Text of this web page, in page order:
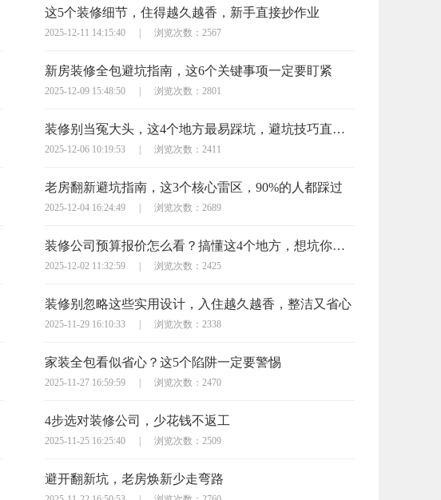
这5个装修细节，住得越久越香，新手直接抄作业
2025-12-11 14:15:40 | 浏览次数：2567
新房装修全包避坑指南，这6个关键事项一定要盯紧
2025-12-09 15:48:50 | 浏览次数：2801
装修别当冤大头，这4个地方最易踩坑，避坑技巧直接抄
2025-12-06 10:19:53 | 浏览次数：2411
老房翻新避坑指南，这3个核心雷区，90%的人都踩过
2025-12-04 16:24:49 | 浏览次数：2689
装修公司预算报价怎么看？搞懂这4个地方，想坑你都难
2025-12-02 11:32:59 | 浏览次数：2425
装修别忽略这些实用设计，入住越久越香，整洁又省心
2025-11-29 16:10:33 | 浏览次数：2338
家装全包看似省心？这5个陷阱一定要警惕
2025-11-27 16:59:59 | 浏览次数：2470
4步选对装修公司，少花钱不返工
2025-11-25 16:25:40 | 浏览次数：2509
避开翻新坑，老房焕新少走弯路